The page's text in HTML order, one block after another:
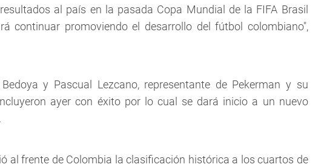
al país en la pasada Copa Mundial de la FIFA Brasil
continuar promoviendo el desarrollo del fútbol colombiano",
y Pascual Lezcano, representante de Pekerman y su
ayer con éxito por lo cual se dará inicio a un nuevo
al frente de Colombia la clasificación histórica a los cuartos de